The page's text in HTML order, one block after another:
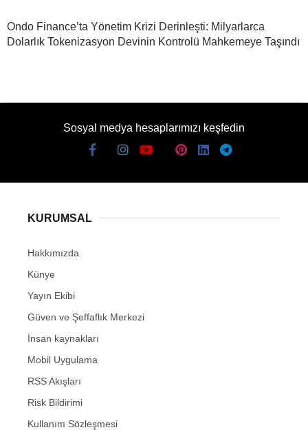
Ondo Finance’ta Yönetim Krizi Derinleşti: Milyarlarca
Dolarlık Tokenizasyon Devinin Kontrolü Mahkemeye Taşındı
Sosyal medya hesaplarımızı keşfedin
KURUMSAL
Hakkımızda
Künye
Yayın Ekibi
Güven ve Şeffaflık Merkezi
İnsan kaynakları
Mobil Uygulama
RSS Akışları
Risk Bildirimi
Kullanım Sözleşmesi